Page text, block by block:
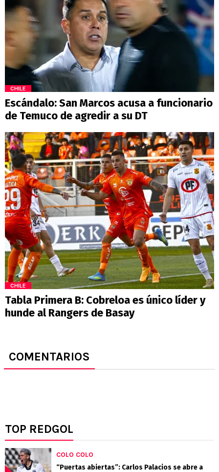
CHILE
Escándalo: San Marcos acusa a funcionario
de Temuco de agredir a su DT
CHILE
Tabla Primera B: Cobreloa es único líder y
hunde al Rangers de Basay
COMENTARIOS
TOP REDGOL
COLO COLO
“Puertas abiertas”: Carlos Palacios se abre a